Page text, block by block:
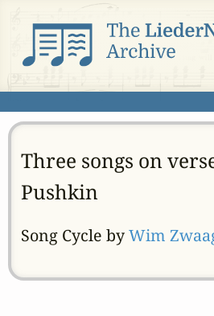
Three songs on
Pushkin
Song Cycle byWim